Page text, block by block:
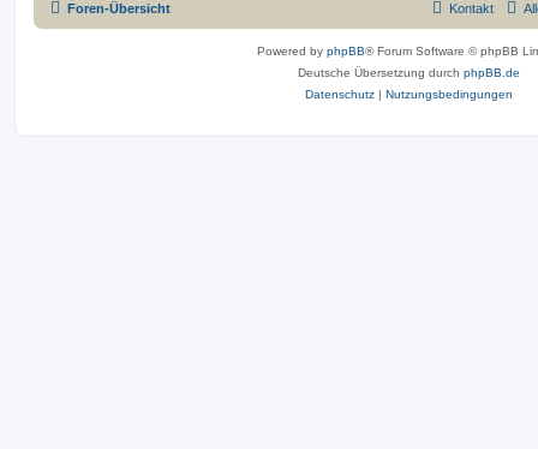
Foren-Übersicht Kontakt
Powered by phpBB® Forum Software © phpBB
Deutsche Übersetzung durch phpBB.de
Datenschutz | Nutzungsbedingungen